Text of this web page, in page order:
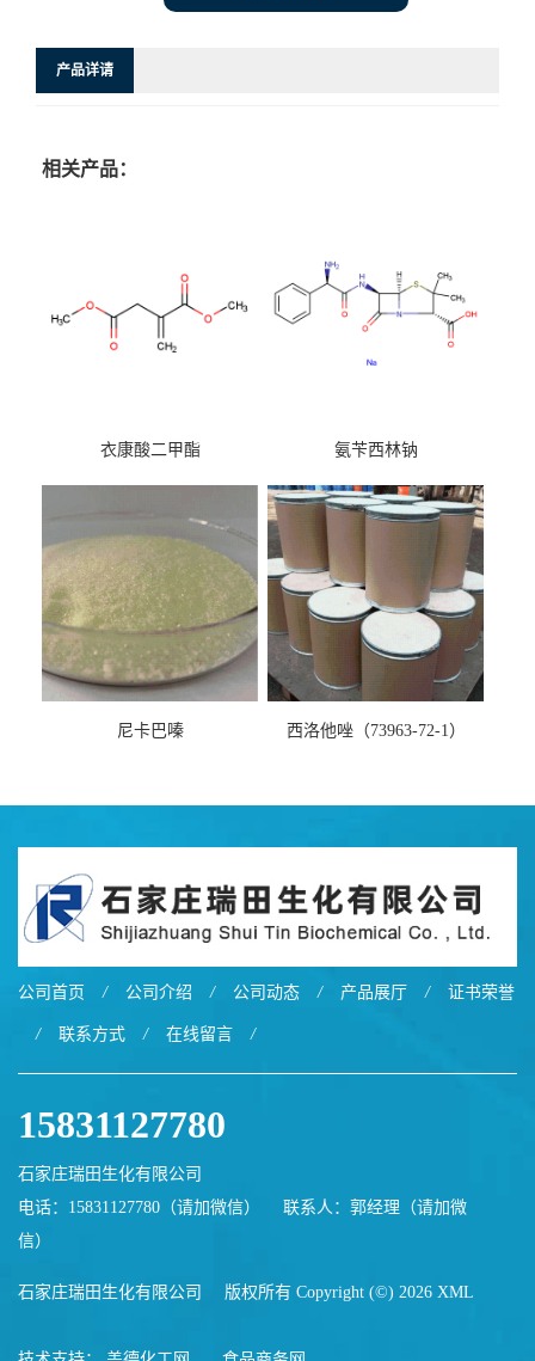
产品详请
相关产品：
衣康酸二甲酯 氨苄西林钠
尼卡巴嗪 西洛他唑（73963-72-1）
公司首页 / 公司介绍 / 公司动态 / 产品展厅 / 证书荣誉
/ 联系方式 / 在线留言 /
15831127780
石家庄瑞田生化有限公司
电话：15831127780（请加微信）
联系人：郭经理（请加微
信）
石家庄瑞田生化有限公司 版权所有 Copyright (©) 2026 XML